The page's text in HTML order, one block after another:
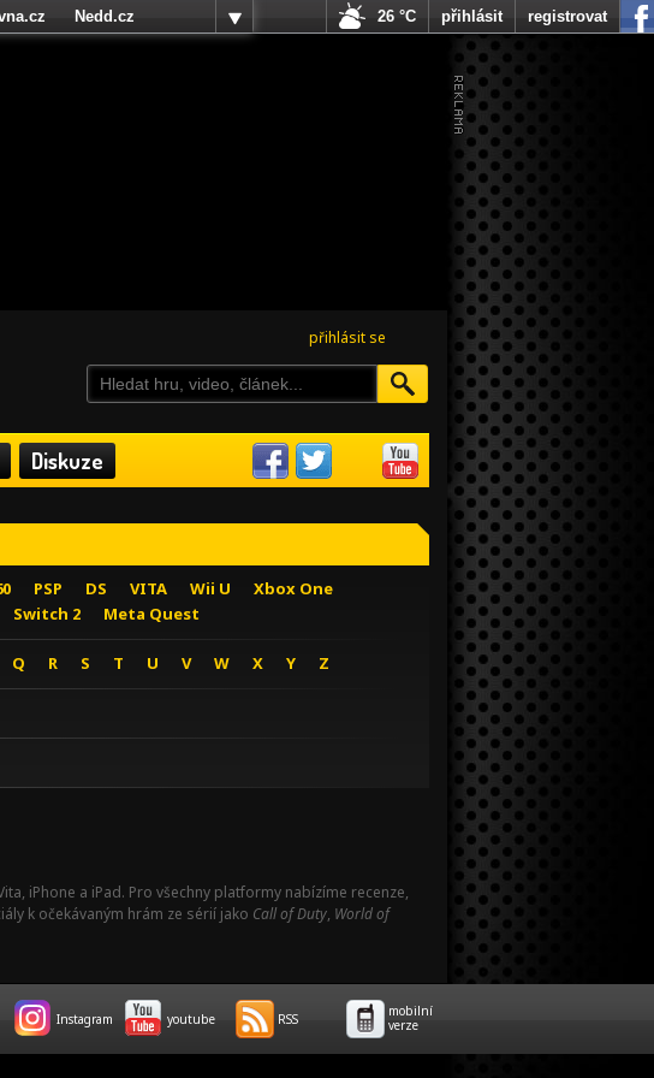
přihlásit se
Diskuze
PSP DS VITA Wii U
Xbox One
Switch 2 Meta Quest
Q R S T U V W X Y Z
iPhone a iPad. Pro všechny platformy nabízíme recenze,
k očekávaným hrám ze sérií jako Call of Duty, World of
Nedd.cz
26 °C přihlásit registrovat
Instagram youtube RSS
mobilní
verze